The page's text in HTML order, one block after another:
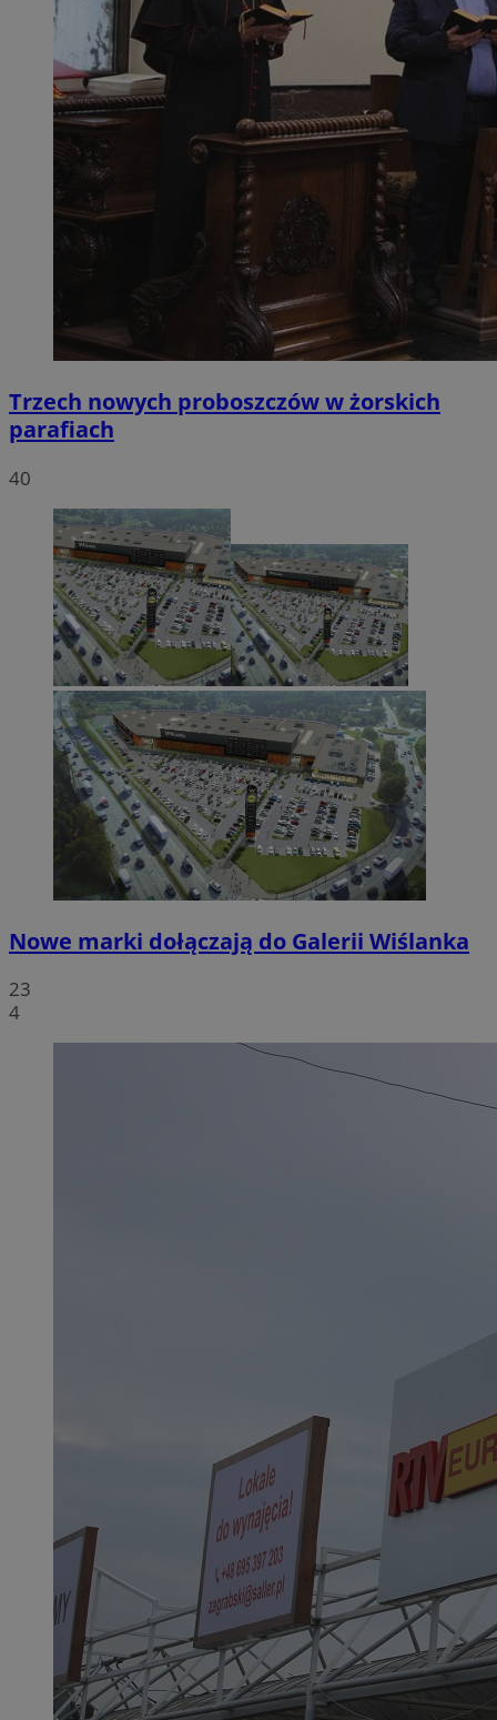
Trzech nowych proboszczów w żorskich
parafiach
40
Nowe marki dołączają do Galerii Wiślanka
23
4